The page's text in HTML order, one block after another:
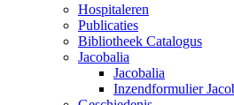
Hospitaleren
Publicaties
Bibliotheek Catalogus
Jacobalia
Jacobalia
Inzendformulier